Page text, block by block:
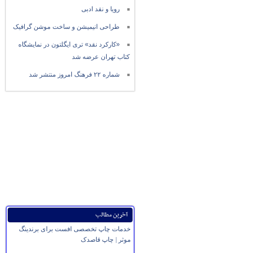
رویا و نقد ادبی
طراحی انیمیشن و ساخت موشن گرافیک
«کارکرد نقد» تری ایگلتون در نمایشگاه
کتاب تهران عرضه شد
شماره ۲۲ فرهنگ امروز منتشر شد
آخرین مطالب
خدمات چاپ تخصصی افست برای برندینگ
موثر | چاپ قاصدک